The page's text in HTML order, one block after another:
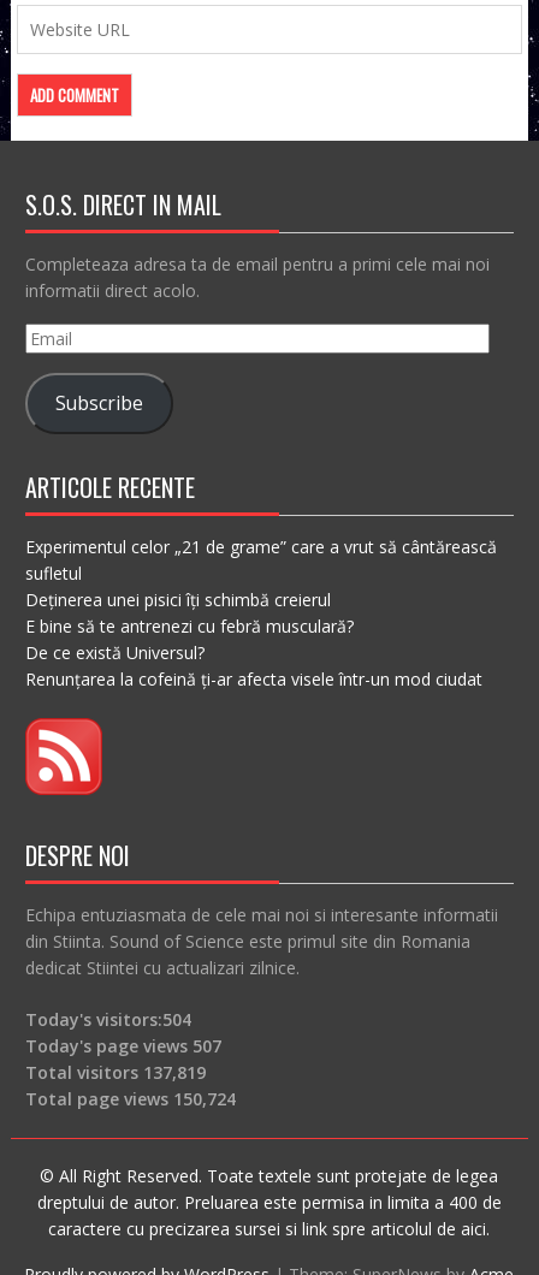
S.O.S. DIRECT IN MAIL
Completeaza adresa ta de email pentru a primi cele mai noi
informatii direct acolo.
Email
Subscribe
ARTICOLE RECENTE
Experimentul celor „21 de grame” care a vrut să cântărească
sufletul
Deținerea unei pisici îți schimbă creierul
E bine să te antrenezi cu febră musculară?
De ce există Universul?
Renunțarea la cofeină ți-ar afecta visele într-un mod ciudat
DESPRE NOI
Echipa entuziasmata de cele mai noi si interesante informatii
din Stiinta. Sound of Science este primul site din Romania
dedicat Stiintei cu actualizari zilnice.
Today's visitors:504
Today's page views 507
Total visitors 137,819
Total page views 150,724
© All Right Reserved. Toate textele sunt protejate de legea
dreptului de autor. Preluarea este permisa in limita a 400 de
caractere cu precizarea sursei si link spre articolul de aici.